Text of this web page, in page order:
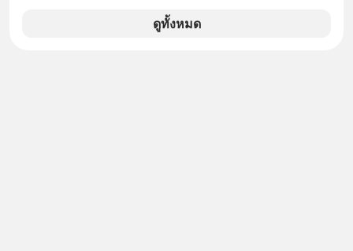
ช่อง Geek Forever’s Podcast ของผม
ตั้งกำแพงใส่และมองว่าเราเห็นแก่ตัวทั้ง
ดูทั้งหมด